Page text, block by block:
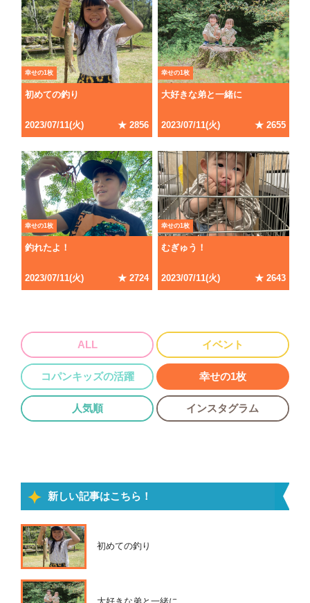
幸せの1枚
初めての釣り
2023/07/11(火) ★ 2856
幸せの1枚
大好きな弟と一緒に
2023/07/11(火) ★ 2655
幸せの1枚
釣れたよ！
2023/07/11(火) ★ 2724
幸せの1枚
むぎゅう！
2023/07/11(火) ★ 2643
ALL イベント
コパンキッズの活躍 幸せの1枚
人気順 インスタグラム
新しい記事はこちら！
初めての釣り